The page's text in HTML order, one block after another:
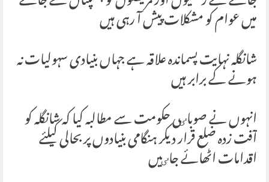
میں عوام کو مشکلات پیش آ رہی ہیں
شانگلہ نہایت پسماندہ علاقہ ہے جہاں بنیادی سہولیات نہ
ہونے کے برابر ہیں
انہوں نے صوباٸی حکومت سے مطالبہ کیا کہ شانگلہ کو
آفت زدہ ضلع قرار دیکر ہنگامی بنیادوں پر بحالی کیلئے
اقدامات اٹھائے جاٸیں